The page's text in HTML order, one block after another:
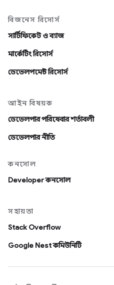
বিজনেস রিসোর্স
সার্টিফিকেট ও ব্যাজ
মার্কেটিং রিসোর্স
ডেভেলপমেন্ট রিসোর্স
আইন বিষয়ক
ডেভেলপার পরিষেবার শর্তাবলী
ডেভেলপার নীতি
কনসোল
Developer কনসোল
সহায়তা
Stack Overflow
Google Nest কমিউনিটি